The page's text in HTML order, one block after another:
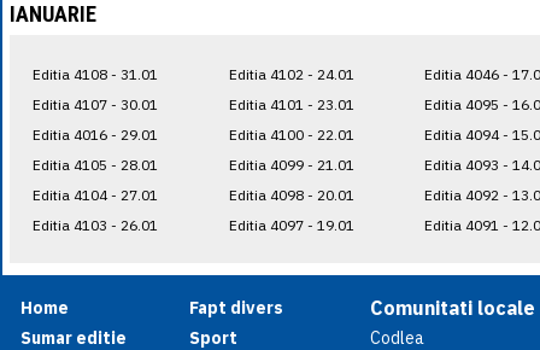
IANUARIE
Editia 4108 - 31.01
Editia 4107 - 30.01
Editia 4016 - 29.01
Editia 4105 - 28.01
Editia 4104 - 27.01
Editia 4103 - 26.01
Editia 4102 - 24.01
Editia 4101 - 23.01
Editia 4100 - 22.01
Editia 4099 - 21.01
Editia 4098 - 20.01
Editia 4097 - 19.01
Editia 4046 -
Editia 4095 -
Editia 4094 -
Editia 4093 -
Editia 4092 -
Editia 4091 -
Home
Sumar editie
Fapt divers
Sport
Comunitati locale
Codlea